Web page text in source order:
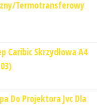
Termotransferowy
Caribic Skrzydłowa A4
Do Projektora Jvc Dla